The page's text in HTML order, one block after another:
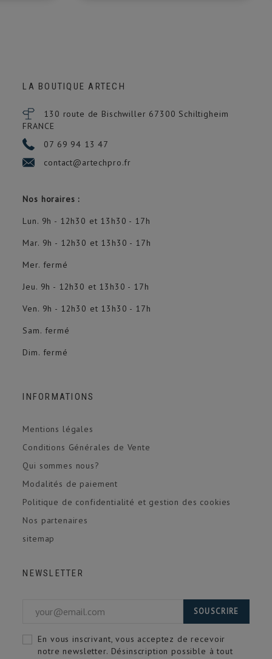
LA BOUTIQUE ARTECH
130 route de Bischwiller 67300 Schiltigheim
FRANCE
07 69 94 13 47
contact@artechpro.fr
Nos horaires :
Lun. 9h - 12h30 et 13h30 - 17h
Mar. 9h - 12h30 et 13h30 - 17h
Mer. fermé
Jeu. 9h - 12h30 et 13h30 - 17h
Ven. 9h - 12h30 et 13h30 - 17h
Sam. fermé
Dim. fermé
INFORMATIONS
Mentions légales
Conditions Générales de Vente
Qui sommes nous?
Modalités de paiement
Politique de confidentialité et gestion des cookies
Nos partenaires
sitemap
NEWSLETTER
SOUSCRIRE
En vous inscrivant, vous acceptez de recevoir
notre newsletter. Désinscription possible à tout